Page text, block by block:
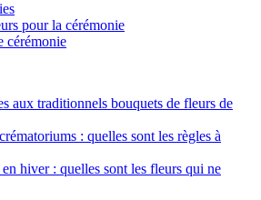
pour la cérémonie
cérémonie
aux traditionnels bouquets de fleurs de
: quelles sont les règles à
hiver : quelles sont les fleurs qui ne